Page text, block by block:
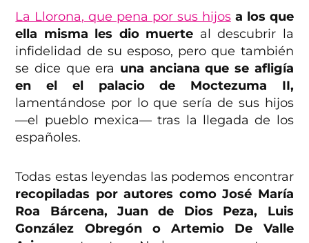
La Llorona, que pena por sus hijosa los que
ella misma les dio muerte al descubrir la
infidelidad de su esposo, pero que también
se dice que era una anciana que se afligía
en el el palacio de Moctezuma II,
lamentándose por lo que sería de sus hijos
—el pueblo mexica— tras la llegada de los
españoles.
Todas estas leyendas las podemos encontrar
recopiladas por autores como José María
Roa Bárcena, Juan de Dios Peza, Luis
González Obregón o Artemio De Valle